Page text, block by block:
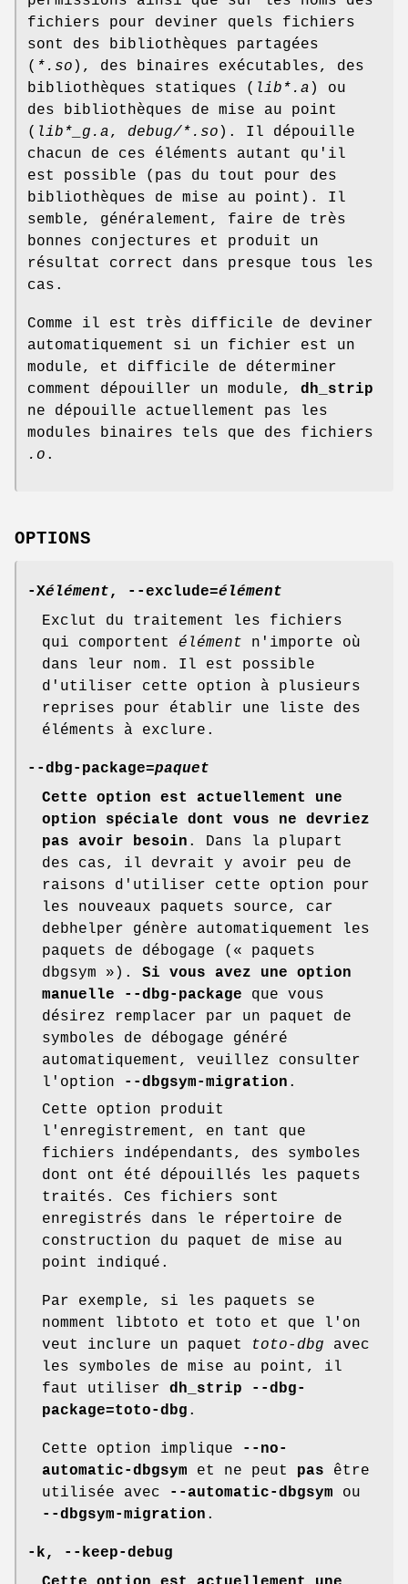
fichiers pour deviner quels fichiers
sont des bibliothèques partagées
( *.so ), des binaires exécutables, des
bibliothèques statiques ( lib*.a ) ou
des bibliothèques de mise au point
( lib*_g.a, debug/*.so ). Il dépouille
chacun de ces éléments autant qu'il
est possible (pas du tout pour des
bibliothèques de mise au point). Il
semble, généralement, faire de très
bonnes conjectures et produit un
résultat correct dans presque tous les
cas.
Comme il est très difficile de deviner
automatiquement si un fichier est un
module, et difficile de déterminer
comment dépouiller un module, dh_strip
ne dépouille actuellement pas les
modules binaires tels que des fichiers
.o .
OPTIONS
-Xélément, --exclude=élément
Exclut du traitement les fichiers
qui comportent élément n'importe où
dans leur nom. Il est possible
d'utiliser cette option à plusieurs
reprises pour établir une liste des
éléments à exclure.
--dbg-package=paquet
Cette option est actuellement une
option spéciale dont vous ne devriez
pas avoir besoin . Dans la plupart
des cas, il devrait y avoir peu de
raisons d'utiliser cette option pour
les nouveaux paquets source, car
debhelper génère automatiquement les
paquets de débogage (« paquets
dbgsym »). Si vous avez une option
manuelle --dbg-package que vous
désirez remplacer par un paquet de
symboles de débogage généré
automatiquement, veuillez consulter
l'option
--dbgsym-migration .
Cette option produit
l'enregistrement, en tant que
fichiers indépendants, des symboles
dont ont été dépouillés les paquets
traités. Ces fichiers sont
enregistrés dans le répertoire de
construction du paquet de mise au
point indiqué.
Par exemple, si les paquets se
nomment libtoto et toto et que l'on
veut inclure un paquet
toto-dbg avec
les symboles de mise au point, il
faut utiliser dh_strip --dbg-
package=toto-dbg .
Cette option implique
--no-
automatic-dbgsym et ne peut pas être
utilisée avec
--automatic-dbgsym ou
--dbgsym-migration .
-k,
--keep-debug